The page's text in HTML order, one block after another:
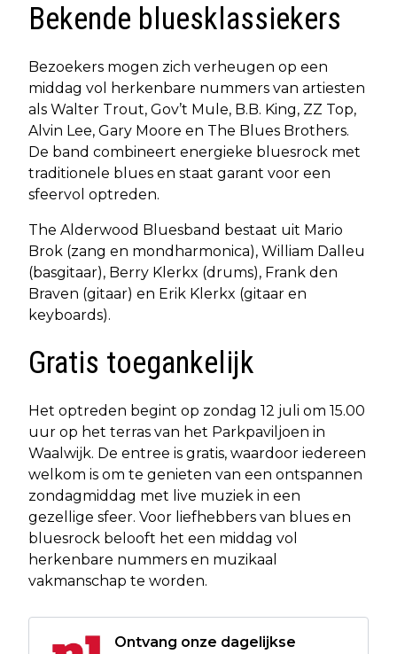
Bekende bluesklassiekers
Bezoekers mogen zich verheugen op een
middag vol herkenbare nummers van artiesten
als Walter Trout, Gov’t Mule, B.B. King, ZZ Top,
Alvin Lee, Gary Moore en The Blues Brothers.
De band combineert energieke bluesrock met
traditionele blues en staat garant voor een
sfeervol optreden.
The Alderwood Bluesband bestaat uit Mario
Brok (zang en mondharmonica), William Dalleu
(basgitaar), Berry Klerkx (drums), Frank den
Braven (gitaar) en Erik Klerkx (gitaar en
keyboards).
Gratis toegankelijk
Het optreden begint op zondag 12 juli om 15.00
uur op het terras van het Parkpaviljoen in
Waalwijk. De entree is gratis, waardoor iedereen
welkom is om te genieten van een ontspannen
zondagmiddag met live muziek in een
gezellige sfeer. Voor liefhebbers van blues en
bluesrock belooft het een middag vol
herkenbare nummers en muzikaal
vakmanschap te worden.
Ontvang onze dagelijkse